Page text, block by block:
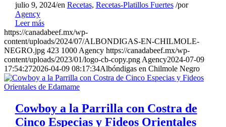
julio 9, 2024/en Recetas, Recetas-Platillos Fuertes /por
Agency
Leer más
https://canadabeef.mx/wp-
content/uploads/2024/07/ALBONDIGAS-EN-CHILMOLE-
NEGRO.jpg 423 1000 Agency https://canadabeef.mx/wp-
content/uploads/2023/01/logo-cb-copy.png Agency2024-07-09
17:54:272026-04-09 08:17:34Albóndigas en Chilmole Negro
Cowboy a la Parrilla con Costra de
Cinco Especias y Fideos Orientales